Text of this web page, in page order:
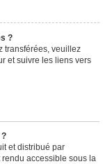
?
transférées, veuillez
et suivre les liens vers
et distribué par
accessible sous la